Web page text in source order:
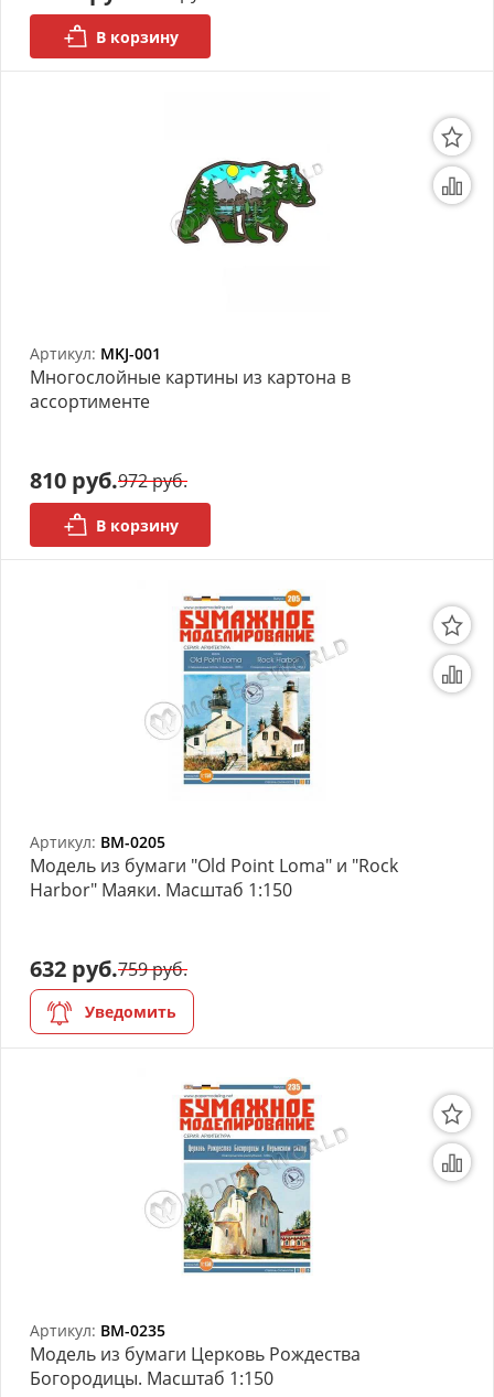
В корзину
Артикул: MKJ-001
Многослойные картины из картона в
ассортименте
810 руб.972 руб.
В корзину
Артикул: BM-0205
Модель из бумаги "Old Point Loma" и "Rock
Harbor" Маяки. Масштаб 1:150
632 руб.759 руб.
Уведомить
Артикул: BM-0235
Модель из бумаги Церковь Рождества
Богородицы. Масштаб 1:150